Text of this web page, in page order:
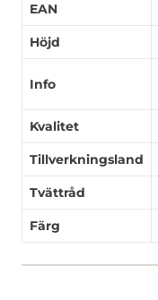
EAN
Höjd
Info
Kvalitet
Tillverkningsland
Tvättråd
Färg